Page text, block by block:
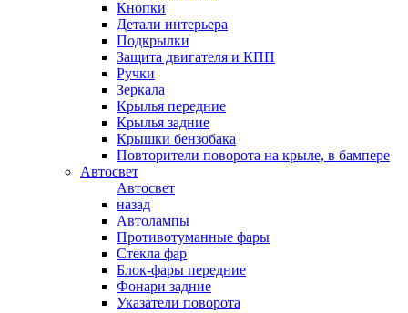
Кнопки
Детали интерьера
Подкрылки
Защита двигателя и КПП
Ручки
Зеркала
Крылья передние
Крылья задние
Крышки бензобака
Повторители поворота на крыле, в бампере
Автосвет
Автосвет
назад
Автолампы
Противотуманные фары
Стекла фар
Блок-фары передние
Фонари задние
Указатели поворота